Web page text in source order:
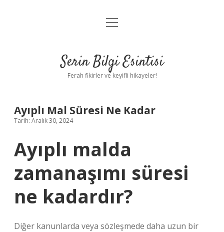
Anasayfa
Yasal Uyarı
menüyü
Serin Bilgi Esintisi
Ferah fikirler ve keyifli hikayeler!
Ayıplı Mal Süresi Ne Kadar
Tarih: Aralık 30, 2024
Ayıplı malda
zamanaşımı süresi
ne kadardır?
Diğer kanunlarda veya sözleşmede daha uzun bir